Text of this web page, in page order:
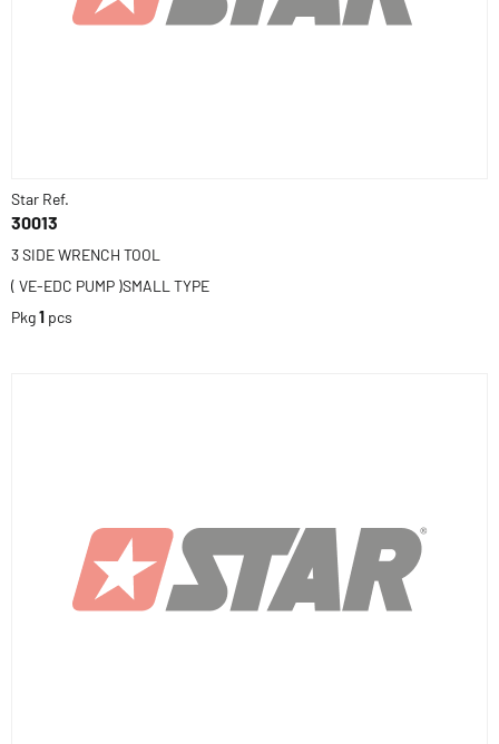
Star Ref.
30013
3 SIDE WRENCH TOOL
( VE-EDC PUMP )SMALL TYPE
Pkg1 pcs